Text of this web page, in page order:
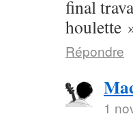
final
houlette
Répondre
1